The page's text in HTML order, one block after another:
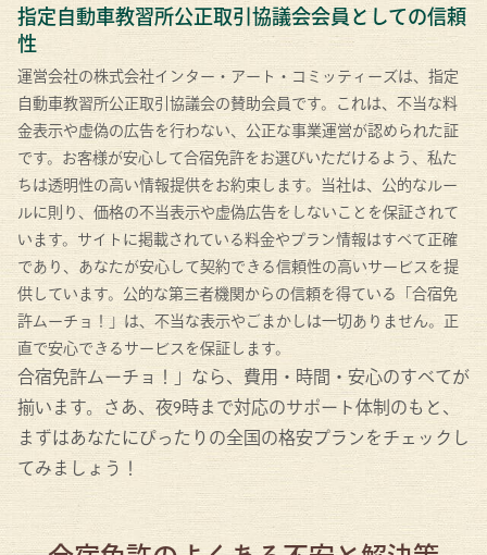
指定自動車教習所公正取引協議会会員としての信頼
性
運営会社の株式会社インター・アート・コミッティーズは、指定
自動車教習所公正取引協議会の賛助会員です。これは、不当な料
金表示や虚偽の広告を行わない、公正な事業運営が認められた証
です。お客様が安心して合宿免許をお選びいただけるよう、私た
ちは透明性の高い情報提供をお約束します。当社は、公的なルー
ルに則り、価格の不当表示や虚偽広告をしないことを保証されて
います。サイトに掲載されている料金やプラン情報はすべて正確
であり、あなたが安心して契約できる信頼性の高いサービスを提
供しています。公的な第三者機関からの信頼を得ている「合宿免
許ムーチョ！」は、不当な表示やごまかしは一切ありません。正
直で安心できるサービスを保証します。
合宿免許ムーチョ！」なら、費用・時間・安心のすべてが
揃います。さあ、夜9時まで対応のサポート体制のもと、
まずはあなたにぴったりの全国の格安プランをチェックし
てみましょう！